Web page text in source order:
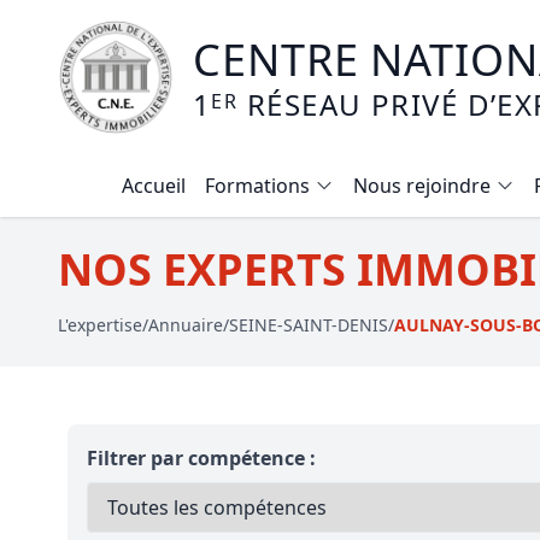
CENTRE
1 ER RÉSEAU PRIVÉ
Accueil
Formations
Formation expertise immobilière /
Expertise local commercial
Mise en copropriété
Expertise terrains agricoles,
Nous rejoindre
NOS EXPERTS
L'expertise/Annuaire/SEINE-SAINT-DENIS/AULNAY-SOUS-
Filtrer par compétence :